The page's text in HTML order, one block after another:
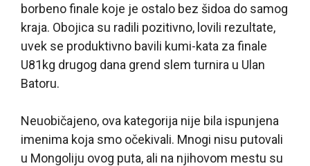
borbeno finale koje je ostalo bez šidoa do samog
kraja. Obojica su radili pozitivno, lovili rezultate,
uvek se produktivno bavili kumi-kata za finale
U81kg drugog dana grend slem turnira u Ulan
Batoru.
Neuobičajeno, ova kategorija nije bila ispunjena
imenima koja smo očekivali. Mnogi nisu putovali
u Mongoliju ovog puta, ali na njihovom mestu su